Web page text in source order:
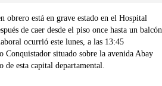
está en grave estado en el Hospital
de caer desde el piso once hasta un balcón
ocurrió este lunes, a las 13:45
Conquistador situado sobre la avenida Abay
esta capital departamental.